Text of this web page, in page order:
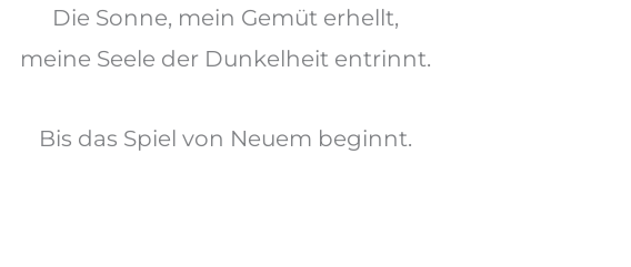
Die Sonne, mein Gemüt erhellt,
meine Seele der Dunkelheit entrinnt.
Bis das Spiel von Neuem beginnt.